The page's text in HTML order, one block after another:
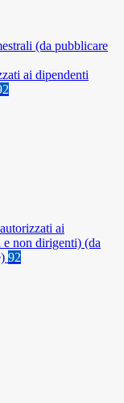
(da pubblicare
ai dipendenti
ai
non dirigenti) (da
92